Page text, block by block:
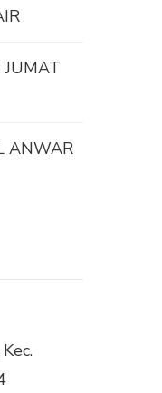
ANWAR